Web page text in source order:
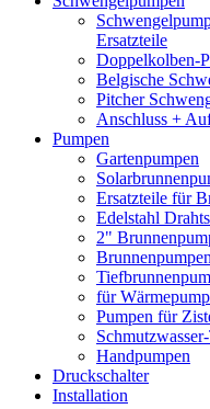
Ersatzteile
Doppelkolben-
Belgische
Pitcher
Anschluss +
Pumpen
Gartenpumpen
Ersatzteile für
Edelstahl
2"
für
Pumpen für
Handpumpen
Druckschalter
Installation